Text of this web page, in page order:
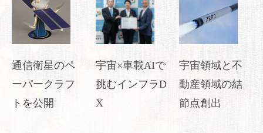
通信衛星のペ
ーパークラフ
トを公開
宇宙×車載AIで
挑むインフラD
X
宇宙領域と不
動産領域の結
節点創出